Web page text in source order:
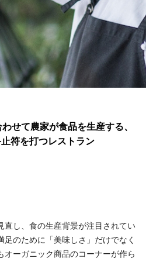
せて農家が食品を生産する、
符を打つレストラン
直し、食の生産背景が注目されてい
のために「美味しさ」だけでなく
オーガニック商品のコーナーが作ら